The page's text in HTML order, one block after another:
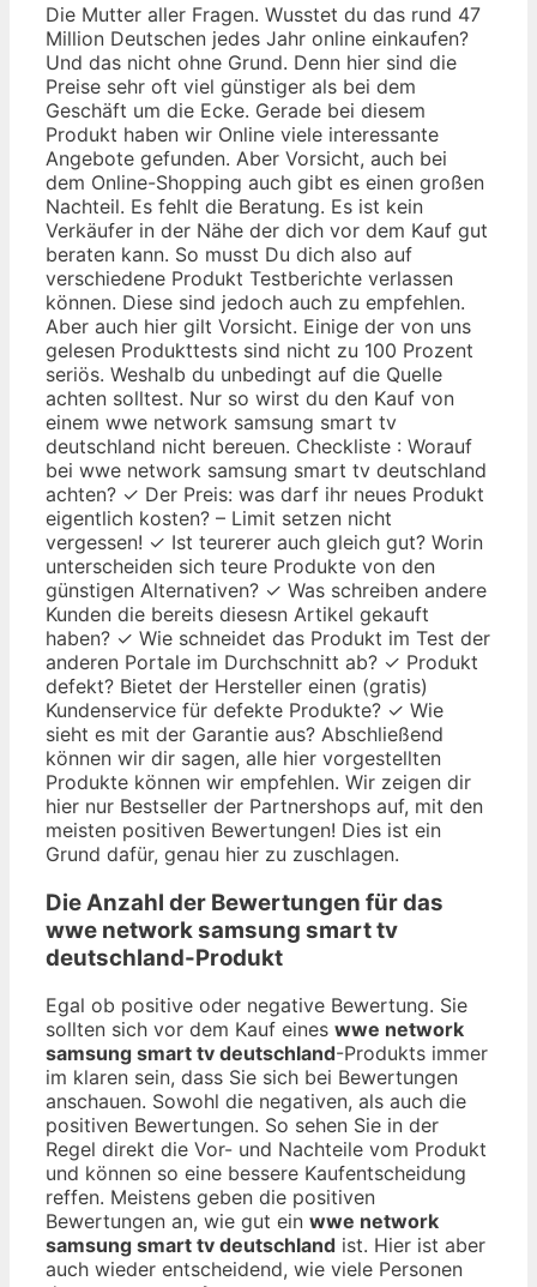
Die Mutter aller Fragen. Wusstet du das rund 47
Million Deutschen jedes Jahr online einkaufen?
Und das nicht ohne Grund. Denn hier sind die
Preise sehr oft viel günstiger als bei dem
Geschäft um die Ecke. Gerade bei diesem
Produkt haben wir Online viele interessante
Angebote gefunden. Aber Vorsicht, auch bei
dem Online-Shopping auch gibt es einen großen
Nachteil. Es fehlt die Beratung. Es ist kein
Verkäufer in der Nähe der dich vor dem Kauf gut
beraten kann. So musst Du dich also auf
verschiedene Produkt Testberichte verlassen
können. Diese sind jedoch auch zu empfehlen.
Aber auch hier gilt Vorsicht. Einige der von uns
gelesen Produkttests sind nicht zu 100 Prozent
seriös. Weshalb du unbedingt auf die Quelle
achten solltest. Nur so wirst du den Kauf von
einem wwe network samsung smart tv
deutschland nicht bereuen. Checkliste : Worauf
bei wwe network samsung smart tv deutschland
achten? ✓ Der Preis: was darf ihr neues Produkt
eigentlich kosten? – Limit setzen nicht
vergessen! ✓ Ist teurerer auch gleich gut? Worin
unterscheiden sich teure Produkte von den
günstigen Alternativen? ✓ Was schreiben andere
Kunden die bereits diesesn Artikel gekauft
haben? ✓ Wie schneidet das Produkt im Test der
anderen Portale im Durchschnitt ab? ✓ Produkt
defekt? Bietet der Hersteller einen (gratis)
Kundenservice für defekte Produkte? ✓ Wie
sieht es mit der Garantie aus? Abschließend
können wir dir sagen, alle hier vorgestellten
Produkte können wir empfehlen. Wir zeigen dir
hier nur Bestseller der Partnershops auf, mit den
meisten positiven Bewertungen! Dies ist ein
Grund dafür, genau hier zu zuschlagen.
Die Anzahl der Bewertungen für das
wwe network samsung smart tv
deutschland-Produkt
Egal ob positive oder negative Bewertung. Sie
sollten sich vor dem Kauf eines wwe network
samsung smart tv deutschland-Produkts immer
im klaren sein, dass Sie sich bei Bewertungen
anschauen. Sowohl die negativen, als auch die
positiven Bewertungen. So sehen Sie in der
Regel direkt die Vor- und Nachteile vom Produkt
und können so eine bessere Kaufentscheidung
reffen. Meistens geben die positiven
Bewertungen an, wie gut ein wwe network
samsung smart tv deutschland ist. Hier ist aber
auch wieder entscheidend, wie viele Personen